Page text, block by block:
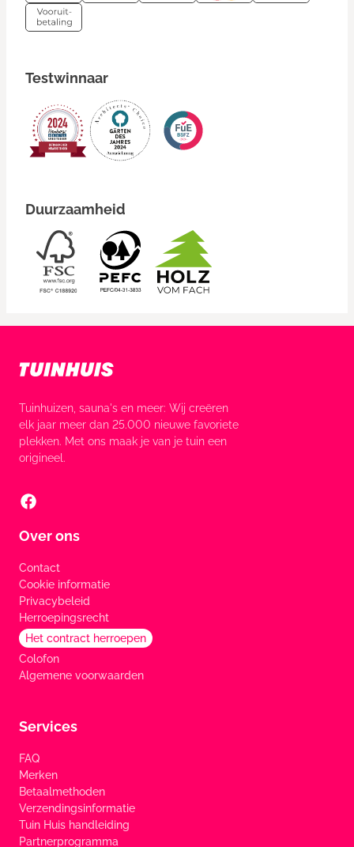
Testwinnaar
Duurzaamheid
Tuinhuizen, sauna's en meer: Wij creëren
elk jaar meer dan 25.000 nieuwe favoriete
plekken. Met ons maak je van je tuin een
origineel.
Over ons
Contact
Cookie informatie
Privacybeleid
Herroepingsrecht
Het contract herroepen
Colofon
Algemene voorwaarden
Services
FAQ
Merken
Betaalmethoden
Verzendingsinformatie
Tuin Huis handleiding
Partnerprogramma